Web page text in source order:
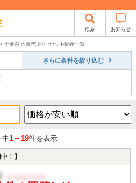
検索 お知らせ
> 千葉県 佐倉市上座 土地 不動産一覧
さらに条件を絞り込む
中1～19件を表示
！】